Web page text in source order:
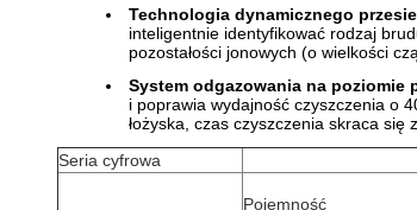
Technologia dynamicznego
inteligentnie identyfikować rodzaj
pozostałości jonowych (o wielkości
System odgazowania na poziomie
i poprawia wydajność czyszczenia o
łożyska, czas czyszczenia skraca
Seria cyfrowa
Pojemność